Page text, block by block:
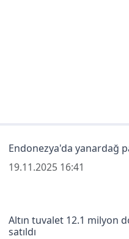
Endonezya'da yanardağ
19.11.2025 16:41
Altın tuvalet 12.1 milyon
satıldı